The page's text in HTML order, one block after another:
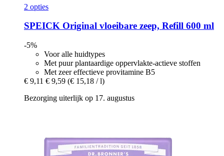
2 opties
SPEICK Original vloeibare zeep, Refill 600 ml
-5%
Voor alle huidtypes
Met puur plantaardige oppervlakte-actieve stoffen
Met zeer effectieve provitamine B5
€ 9,11 € 9,59 (€ 15,18 / l)
Bezorging uiterlijk op 17. augustus